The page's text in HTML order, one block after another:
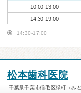
10:00-13:00
14:30-19:00
14:30-17:00
松本歯科医院
千葉県千葉市稲毛区緑町（み